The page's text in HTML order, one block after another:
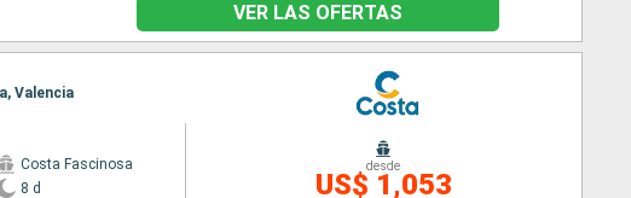
VER LAS OFERTAS
Valencia
Costa Fascinosa
8 d
desde
US$ 1,053